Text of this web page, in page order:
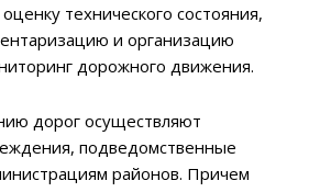
технического состояния,
и организацию
дорожного движения.
дорог осуществляют
подведомственные
районов. Причем